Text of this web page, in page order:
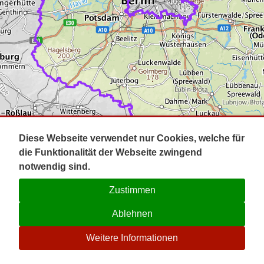
Impressum
Kontakt
☉
Diese Webseite verwendet nur Cookies, welche für
die Funktionalität der Webseite zwingend
notwendig sind.
Zustimmen
Ablehnen
Weitere Informationen